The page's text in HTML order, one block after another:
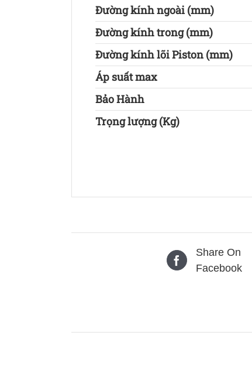
Đường kính ngoài (mm)
Đường kính trong (mm)
Đường kính lõi Piston (mm)
Áp suất max
Bảo Hành
Trọng lượng (Kg)
Share On
Facebook